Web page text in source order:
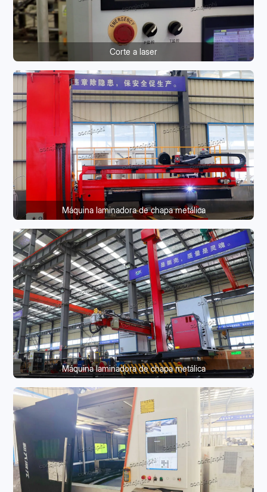
Corte a laser
Máquina laminadora de chapa metálica
Máquina laminadora de chapa metálica